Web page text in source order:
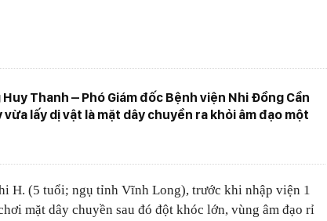
Huy Thanh – Phó Giám đốc Bệnh viện Nhi Đồng Cần
lấy dị vật là mặt dây chuyền ra khỏi âm đạo một
H. (5 tuổi; ngụ tỉnh Vĩnh Long), trước khi nhập viện 1
mặt dây chuyền sau đó đột khóc lớn, vùng âm đạo rỉ